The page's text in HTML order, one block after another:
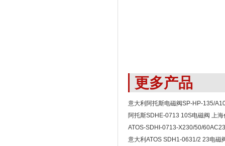
更多产品
意大利阿托斯电磁阀SP-HP-135/
阿托斯SDHE-0713 10S电磁阀 上海
ATOS-SDHI-0713-X230/50/
意大利ATOS SDH1-0631/2 23电磁